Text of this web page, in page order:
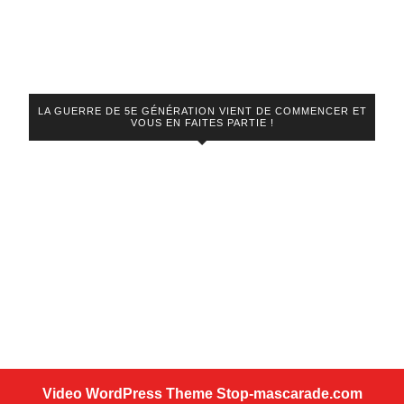
LA GUERRE DE 5E GÉNÉRATION VIENT DE COMMENCER ET
VOUS EN FAITES PARTIE !
Video WordPress ThemeStop-mascarade.com